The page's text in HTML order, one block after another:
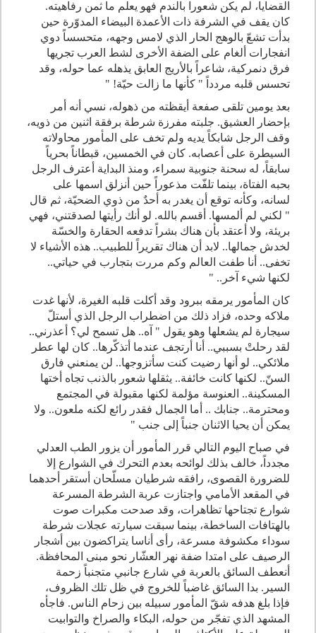
القضايا، لم يكن شعورا بالندم فهو يعلم ما ثمن رفاهيته.
كان يقف في الشرفة ذات الأعمدة البيضاء المدوّرة حين
بدأت تشعّ بالوهج الحار الذي لامس وجهه، متحسساً دوي
انفجارات ألغام على الضفة الأخرى لشط العرب تجريها
فرق دنمركية، شاعراً بالأريج العابق يذهله عما حوله، وقد
تحسس قلبه مردداً " كأنها ما زالت حيّة!
"
بعد يومين تلقى صفعة أيقظته من ذهوله، نسي أنه أمر
بإحضار العشيق. جلبته مفرزة شرطة برفقة اثنين من ذويه،
وقف الرجل شابكاً يديه ولم تخف على المأمور محاولاته
السيطرة على أعصابه. كان في الخمسين، قبطاناً بحرياً
سابقاً، له سحنة جنوبية سمراء، ومنذ البداية أعترف الرجل
بحبه الفتاة، بينما تلفّت مذعوراً حين أنزلق اسمها على
لسانه، وكأنه توقع أن يغدر به أحدٌ من ذوي الضحيّة، ثم قال
" لكني لم ألمسها. أقسم بالله. لو أنك رأيتها لصدقتني، فهي
بريئة، ولا أعتقد بأن هناك بشراً تدفعه الحقارة والخسّة
لخدش جمالها.. لابد أن هناك تقريراً للطبيب.. هذه الأشياء لا
تخفى.. أنا طفت العالم وكم مررت بتجارب في حياتي..
لكنها شيء آخر.. "
كان المأمور يرمقه ببرود وقد أكلت قلبه الغيرة، لأنها غدت
ملاكه وحده، فزاد ذلك من اضطراب الرجل الذي أستلّ
سيجارة لم يشعلها وهو يقول " آه.. هل تسمح لي؟ أعذرني..
لقد رحلتْ بسببي.. أنا أرتجف عندما أتذكّرها.. كان لها عطر
ملائكي.. لو أنها رضيت كنت سأتزوجها.. لن يمنعني فارق
السنّ.. لكنها كانت خائفة.. يثقلها شعور بالذنب تجاه أختها
المسكينة.. العنوسة مؤلمة لكنها مقبولة في المجتمع
ومحترمة.. جنابك .. أما الجمال فقدر رائع لكنه ملعون.. ولا
يمكن أن يحيا الاثنان جنباً إلى جنب "
في صباح اليوم التالي قرر المأمور أن يزور الطب العدلي
مجدداً، خالف بذلك لوائحه بعدم التحرك في الشوارع إلا
للضرورة القصوى، رافقه شرطيان مسلّحان أستقر أحدهما
في المقعد الأمامي واجتازت عربة الشرطة المسرعة
شوارع تجتاحها تظاهرات، وقد صدحت مكبرات صوت
بالهتافات الساخطة، بينما سبقت سيارته عجلات شرطة
سوداء مكشوفة مسرعة، رأى أناسا يتراكضون بين أشجار
الرصيف على امتدا ضفة نهر العشّار نحو مبنى المحافظة.
أنعطف السائق بالعربة في شارع جانبي متجنباً زحمة
السير. بدا السائق غاضباً للخروج في ظل تلك الظروف،
فإذا بلغ هدفه شقّ المأمور سبيله بين زحام الناس. فاجأه
المشهد الذي تفجّر من حوله، البكاء والصراخ والتوابيت